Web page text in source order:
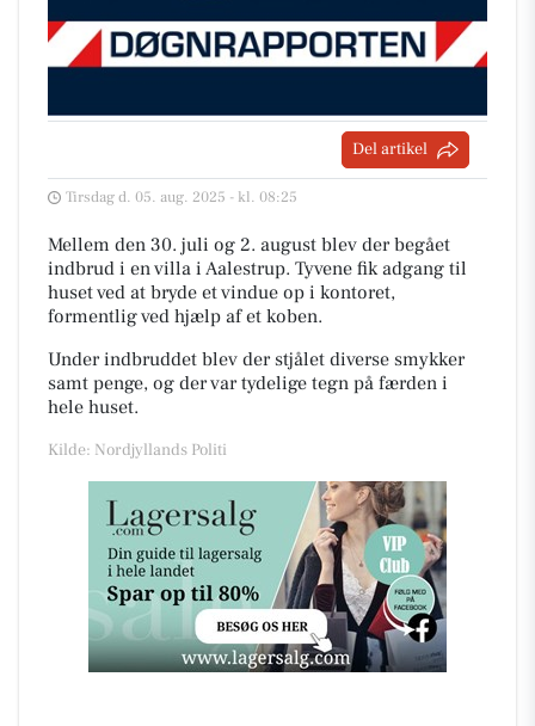
Del artikel
Tirsdag d. 05. aug. 2025 - kl. 08:25
Mellem den 30. juli og 2. august blev der begået
indbrud i en villa i Aalestrup. Tyvene fik adgang til
huset ved at bryde et vindue op i kontoret,
formentlig ved hjælp af et koben.
Under indbruddet blev der stjålet diverse smykker
samt penge, og der var tydelige tegn på færden i
hele huset.
Kilde: Nordjyllands Politi